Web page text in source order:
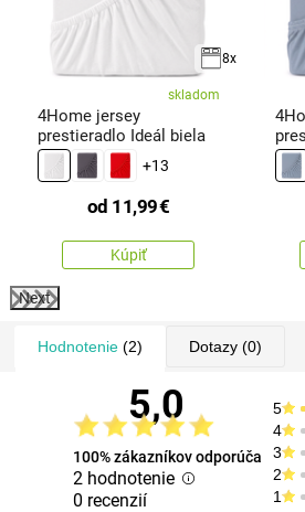
8x
skladom
4Home jersey
prestieradlo Ideál biela
+13
od 11,99€
Kúpiť
Next
Hodnotenie(2) Dotazy(0)
5,0
100% zákazníkov odporúča
2 hodnotenie
0 recenzií
5
4
3
2
1